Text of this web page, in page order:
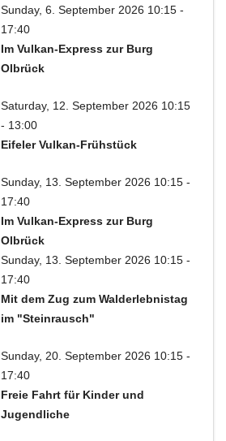
Sunday, 6. September 2026 10:15 -
17:40
Im Vulkan-Express zur Burg
Olbrück
Saturday, 12. September 2026 10:15
- 13:00
Eifeler Vulkan-Frühstück
Sunday, 13. September 2026 10:15 -
17:40
Im Vulkan-Express zur Burg
Olbrück
Sunday, 13. September 2026 10:15 -
17:40
Mit dem Zug zum Walderlebnistag
im "Steinrausch"
Sunday, 20. September 2026 10:15 -
17:40
Freie Fahrt für Kinder und
Jugendliche